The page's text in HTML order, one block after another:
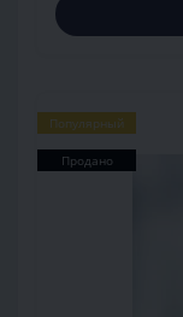
Популярный
Продано